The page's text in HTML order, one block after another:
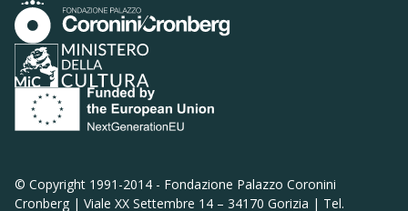
© Copyright 1991-2014 - Fondazione Palazzo Coronini
Cronberg | Viale XX Settembre 14 – 34170 Gorizia | Tel.